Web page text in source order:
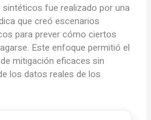
fue realizado por una
que creó escenarios
para prever cómo ciertos
Este enfoque permitió el
mitigación eficaces sin
los datos reales de los